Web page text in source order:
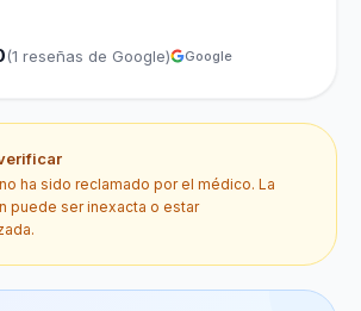
(1 reseñas de Google) Google
ha sido reclamado por el médico. La
puede ser inexacta o estar